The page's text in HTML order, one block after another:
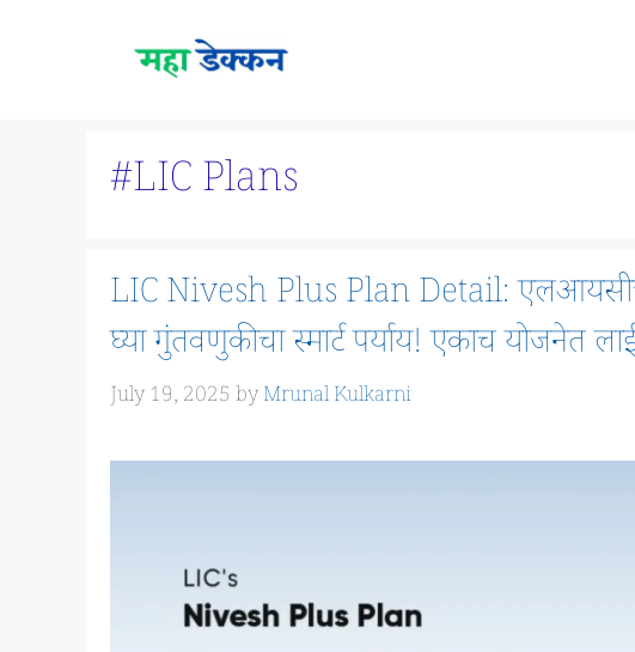
#LIC Plans
LIC Nivesh Plus Plan Detail:
घ्या गुंतवणुकीचा स्मार्ट पर्याय! एकाच योजनेत
July 19, 2025 byMrunal Kulkarni